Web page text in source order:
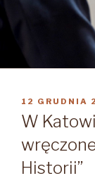
W
12 GRUDNIA
W
Historii”